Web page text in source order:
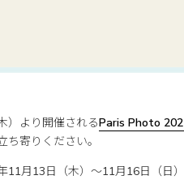
）より開催されるParis Photo
ち寄りください。
11月13日（木）〜11月16日（日